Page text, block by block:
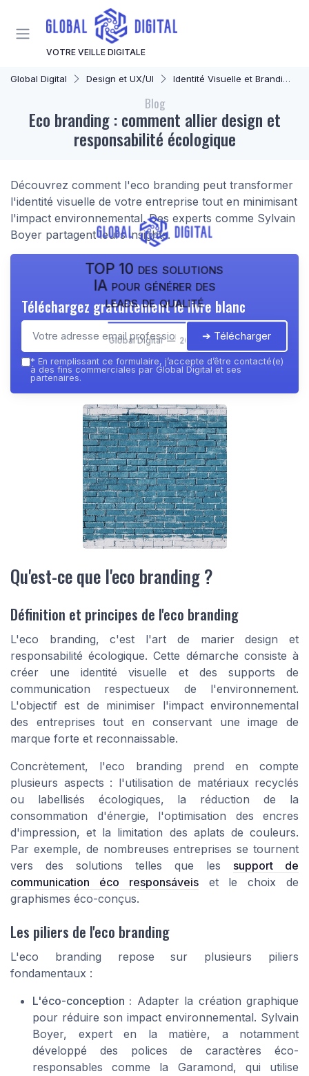
VOTRE VEILLE DIGITALE
Global Digital Design et UX/UI Identité Visuelle et Branding
Blog
Eco branding : comment allier design et
responsabilité écologique
Découvrez comment l'eco branding peut transformer
l'identité visuelle de votre entreprise tout en minimisant
l'impact environnemental. Des experts comme Sylvain
Boyer partagent leurs insights.
TOP 10 des solutions
IA pour générer des
leads de qualité
Global Digital — 2026
Téléchargez gratuitement le livre blanc
➔ Télécharger
* En remplissant ce formulaire, j’accepte d’être contacté(e)
à des fins commerciales par Global Digital et ses
partenaires.
Qu'est-ce que l'eco branding ?
Définition et principes de l'eco branding
L'eco branding, c'est l'art de marier design et
responsabilité écologique. Cette démarche consiste à
créer une identité visuelle et des supports de
communication respectueux de l'environnement.
L'objectif est de minimiser l'impact environnemental
des entreprises tout en conservant une image de
marque forte et reconnaissable.
Concrètement, l'eco branding prend en compte
plusieurs aspects : l'utilisation de matériaux recyclés
ou labellisés écologiques, la réduction de la
consommation d'énergie, l'optimisation des encres
d'impression, et la limitation des aplats de couleurs.
Par exemple, de nombreuses entreprises se tournent
vers des solutions telles que les support de
communication éco responsáveiset le choix de
graphismes éco-conçus.
Les piliers de l'eco branding
L'eco branding repose sur plusieurs piliers
fondamentaux :
L'éco-conception : Adapter la création graphique
pour réduire son impact environnemental. Sylvain
Boyer, expert en la matière, a notamment
développé des polices de caractères éco-
responsables comme la Garamond, qui utilise
Panneau de gestion des cookies